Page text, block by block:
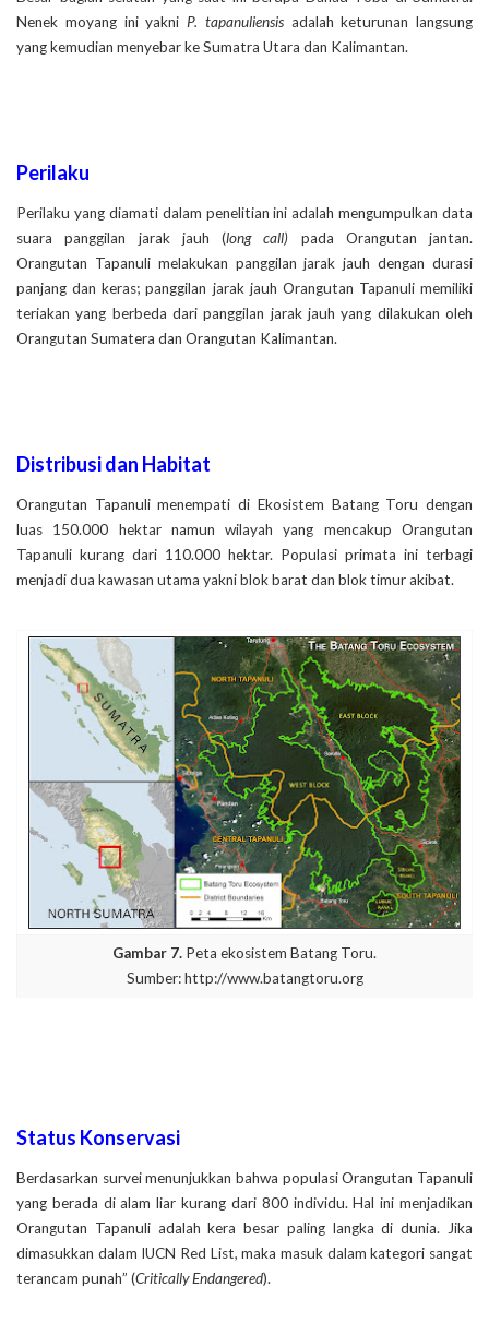
Nenek moyang ini yakni P. tapanuliensis adalah keturunan langsung
yang kemudian menyebar ke Sumatra Utara dan Kalimantan.
Perilaku
Perilaku yang diamati dalam penelitian ini adalah mengumpulkan data
suara panggilan jarak jauh (long call) pada Orangutan jantan.
Orangutan Tapanuli melakukan panggilan jarak jauh dengan durasi
panjang dan keras; panggilan jarak jauh Orangutan Tapanuli memiliki
teriakan yang berbeda dari panggilan jarak jauh yang dilakukan oleh
Orangutan Sumatera dan Orangutan Kalimantan.
Distribusi dan Habitat
Orangutan Tapanuli menempati di Ekosistem Batang Toru dengan
luas 150.000 hektar namun wilayah yang mencakup Orangutan
Tapanuli kurang dari 110.000 hektar. Populasi primata ini terbagi
menjadi dua kawasan utama yakni blok barat dan blok timur akibat.
Gambar 7. Peta ekosistem Batang Toru.
Sumber: http://www.batangtoru.org
Status Konservasi
Berdasarkan survei menunjukkan bahwa populasi Orangutan Tapanuli
yang berada di alam liar kurang dari 800 individu. Hal ini menjadikan
Orangutan Tapanuli adalah kera besar paling langka di dunia. Jika
dimasukkan dalam IUCN Red List, maka masuk dalam kategori sangat
terancam punah” (Critically Endangered).